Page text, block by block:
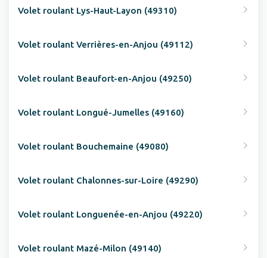
Volet roulant Lys-Haut-Layon (49310)
Volet roulant Verrières-en-Anjou (49112)
Volet roulant Beaufort-en-Anjou (49250)
Volet roulant Longué-Jumelles (49160)
Volet roulant Bouchemaine (49080)
Volet roulant Chalonnes-sur-Loire (49290)
Volet roulant Longuenée-en-Anjou (49220)
Volet roulant Mazé-Milon (49140)